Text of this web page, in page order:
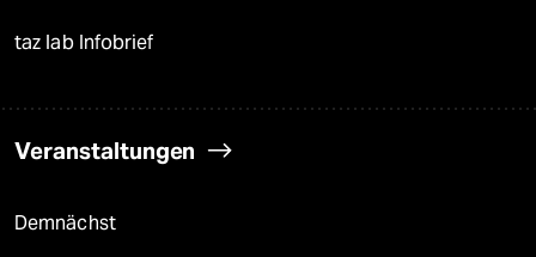
taz lab Infobrief
Veranstaltungen
Demnächst